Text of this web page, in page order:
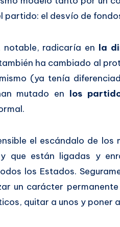
partido: el desvío de
notable, radicaría en la
ha cambiado al
(ya tenía
mutado en los
el escándalo de
y que están ligadas y
los Estados.
un carácter
quitar a unos y poner